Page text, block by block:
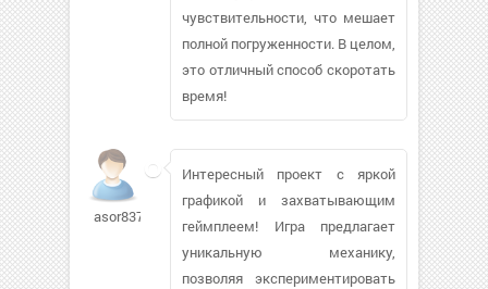
чувствительности, что мешает
полной погруженности. В целом,
это отличный способ скоротать
время!
asor83728
Интересный проект с яркой
графикой и захватывающим
геймплеем! Игра предлагает
уникальную механику,
позволяя экспериментировать